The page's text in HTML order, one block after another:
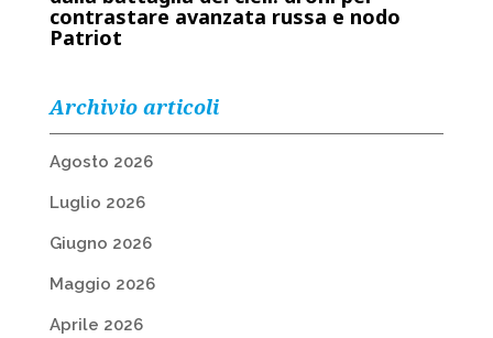
contrastare avanzata russa e nodo
Patriot
Archivio articoli
Agosto 2026
Luglio 2026
Giugno 2026
Maggio 2026
Aprile 2026